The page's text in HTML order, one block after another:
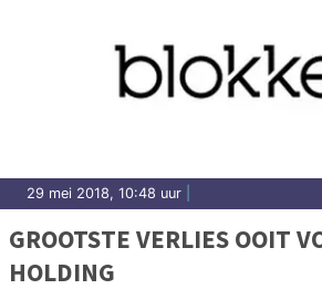
29 mei 2018, 10:48 uur
GROOTSTE VERLIES OOIT
HOLDING